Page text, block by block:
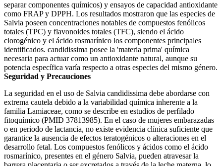
separar componentes químicos) y ensayos de capacidad antioxidante
como FRAP y DPPH. Los resultados mostraron que las especies de
Salvia poseen concentraciones notables de compuestos fenólicos
totales (TPC) y flavonoides totales (TFC), siendo el ácido
clorogénico y el ácido rosmarínico los componentes principales
identificados. candidissima posee la 'materia prima' química
necesaria para actuar como un antioxidante natural, aunque su
potencia específica varía respecto a otras especies del mismo género.
Seguridad y Precauciones
La seguridad en el uso de Salvia candidissima debe abordarse con
extrema cautela debido a la variabilidad química inherente a la
familia Lamiaceae, como se describe en estudios de perfilado
fitoquímico (PMID 37813985). En el caso de mujeres embarazadas
o en periodo de lactancia, no existe evidencia clínica suficiente que
garantice la ausencia de efectos teratogénicos o alteraciones en el
desarrollo fetal. Los compuestos fenólicos y ácidos como el ácido
rosmarínico, presentes en el género Salvia, pueden atravesar la